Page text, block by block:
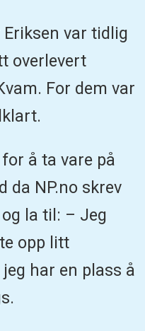
var tidlig
overlevert
For dem var
å ta vare på
da NP.no skrev
la til: – Jeg
opp litt
har en plass å